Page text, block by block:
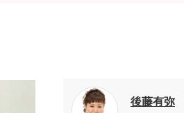
後藤有弥